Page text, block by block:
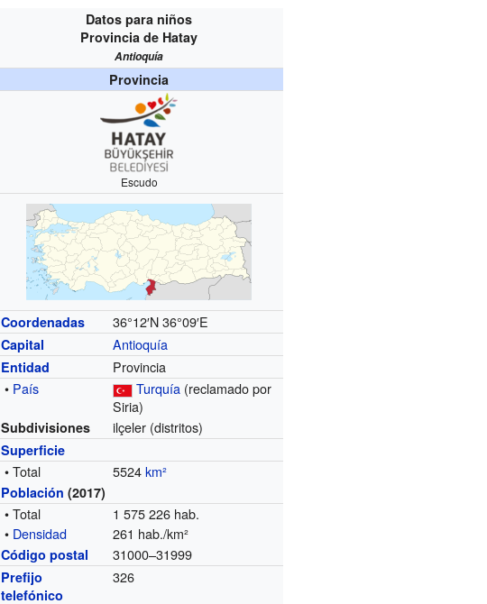
Datos para niños
Provincia de Hatay
Antioquía
Provincia
Escudo
Coordenadas 36°12′N 36°09′E
Capital Antioquía
Entidad
Provincia
• País Turquía (reclamado por
Siria)
Subdivisiones ilçeler (distritos)
Superficie
• Total 5524km²
Población (2017)
• Total
1 575 226 hab.
• Densidad 261 hab./km²
Código postal 31000–31999
Prefijo
telefónico
326